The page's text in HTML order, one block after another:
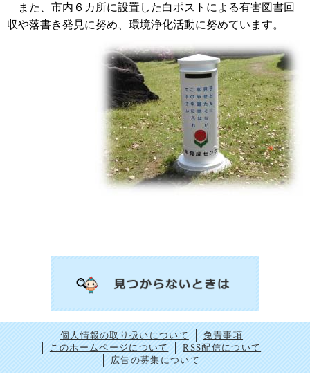
また、市内６カ所に設置した白ポストによる有害図書回
収や落書き発見に努め、環境浄化活動に努めています。
個人情報の取り扱いについて
免責事項
このホームページについて
RSS配信について
広告の募集について